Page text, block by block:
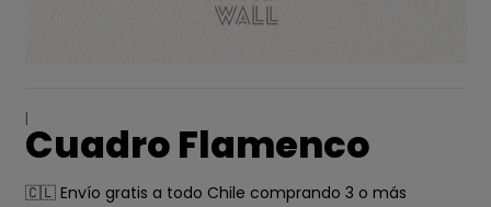
|
Cuadro Flamenco
🇨🇱 Envío gratis a todo Chile comprando 3 o más